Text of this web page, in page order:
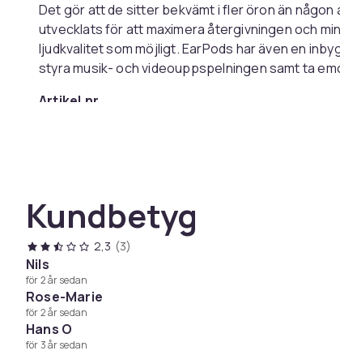
Det gör att de sitter bekvämt i fler öron än någon
utvecklats för att maximera återgivningen och
ljudkvalitet som möjligt. EarPods har även en
styra musik- och videouppspelningen samt ta
Artikel.nr.
Kundbetyg
2,3 (3)
Nils
för 2 år sedan
Rose-Marie
för 2 år sedan
Hans O
för 3 år sedan